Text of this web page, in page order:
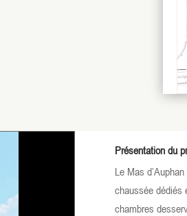
Présentation du
Le Mas
chaussée dédiés
chambres